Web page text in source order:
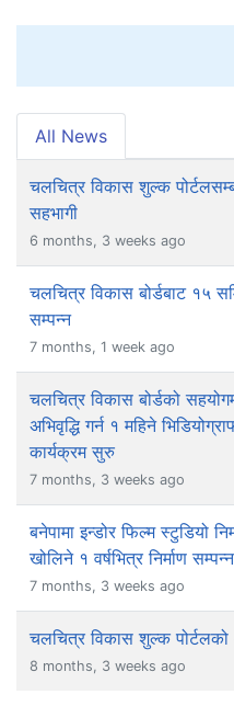
All News
चलचित्र विकास शुल्क
सहभागी
6 months, 3 weeks ago
चलचित्र विकास बोर्डबाट १५
सम्पन्न
7 months, 1 week ago
चलचित्र विकास बोर्डको
अभिवृद्धि गर्न १ महिने
कार्यक्रम सुरु
7 months, 3 weeks ago
बनेपामा इन्डोर फिल्म स्टुडियो
खोलिने १ वर्षभित्र निर्माण
7 months, 3 weeks ago
चलचित्र विकास शुल्क
8 months, 3 weeks ago